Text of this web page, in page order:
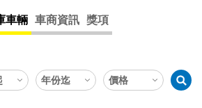
車輛 車商資訊 獎項